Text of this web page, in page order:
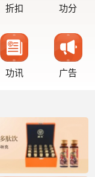
折扣 功分
功讯 广告